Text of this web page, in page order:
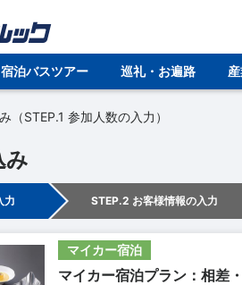
宿泊バスツアー 巡礼・お遍路
（STEP.1 参加人数の入力）
み
力 STEP.2 お客様情報の入力
マイカー宿泊
マイカー宿泊プラン：相差